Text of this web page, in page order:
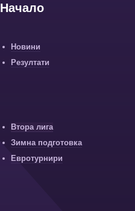
Начало
Новини
Резултати
Втора лига
Зимна подготовка
Евротурнири